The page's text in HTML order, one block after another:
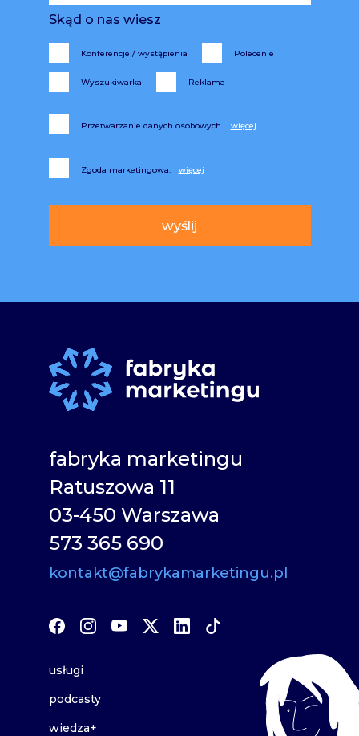
Skąd o nas wiesz
Konferencje / wystąpienia Polecenie
Wyszukiwarka Reklama
Przetwarzanie danych osobowych.
Zgoda marketingowa.
fabryka marketingu
Ratuszowa 11
03-450 Warszawa
573 365 690
kontakt@fabrykamarketingu.pl
usługi
podcasty
wiedza+